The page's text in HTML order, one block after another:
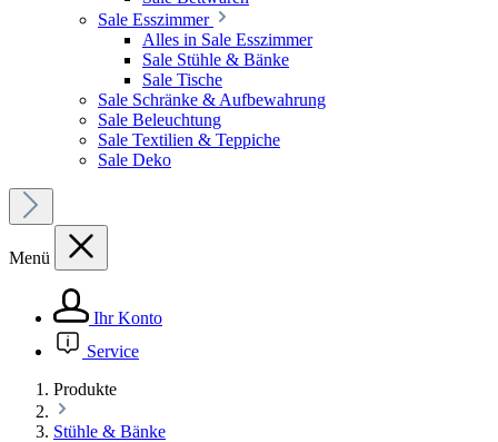
Sale Esszimmer
Alles in Sale Esszimmer
Sale Stühle & Bänke
Sale Tische
Sale Schränke & Aufbewahrung
Sale Beleuchtung
Sale Textilien & Teppiche
Sale Deko
Menü
Ihr Konto
Service
Produkte
Stühle & Bänke